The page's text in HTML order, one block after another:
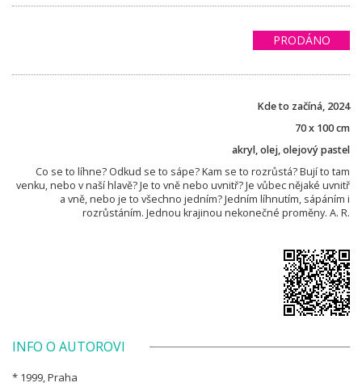
PRODÁNO
Kde to začíná, 2024
70 x 100 cm
akryl, olej, olejový pastel
Co se to líhne? Odkud se to sápe? Kam se to rozrůstá? Bují to tam
venku, nebo v naší hlavě? Je to vně nebo uvnitř? Je vůbec nějaké uvnitř
a vně, nebo je to všechno jedním? Jedním líhnutím, sápáním i
rozrůstáním. Jednou krajinou nekonečné proměny. A. R.
INFO O AUTOROVI
* 1999, Praha